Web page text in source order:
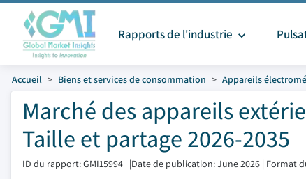
Rapports de l'industrie
Accueil Biens et services de consommation Appareils
Marché des appareils
Taille et partage 2026-2035
ID du rapport: GMI15994 |Date de publication: June 2026 | Format